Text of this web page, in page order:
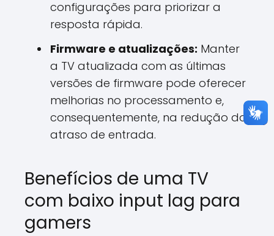
configurações para priorizar a
resposta rápida.
Firmware e atualizações: Manter
a TV atualizada com as últimas
versões de firmware pode oferecer
melhorias no processamento e,
consequentemente, na redução do
atraso de entrada.
Benefícios de uma TV
com baixo input lag para
gamers